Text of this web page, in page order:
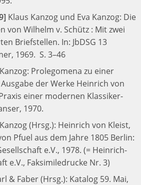
Klaus Kanzog und Eva Kanzog: Die
von Wilhelm v. Schütz : Mit zwei
Briefstellen. In: JbDSG 13
1969. S. 3–46
Prolegomena zu einer
der Werke Heinrich von
einer modernen Klassiker-
1970.
(Hrsg.): Heinrich von Kleist,
Pfuel aus dem Jahre 1805 Berlin:
e.V., 1978. (= Heinrich-
e.V., Faksimiledrucke Nr. 3)
& Faber (Hrsg.): Katalog 59. Mai,